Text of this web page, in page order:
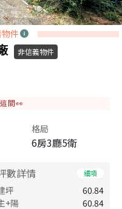
件
非信義物件
間👀
格局
6房3廳5衛
數詳情 細項
坪
60.84
+陽
60.84